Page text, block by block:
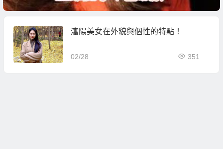
瀋陽美女在外貌與個性的特點！
02/28 351